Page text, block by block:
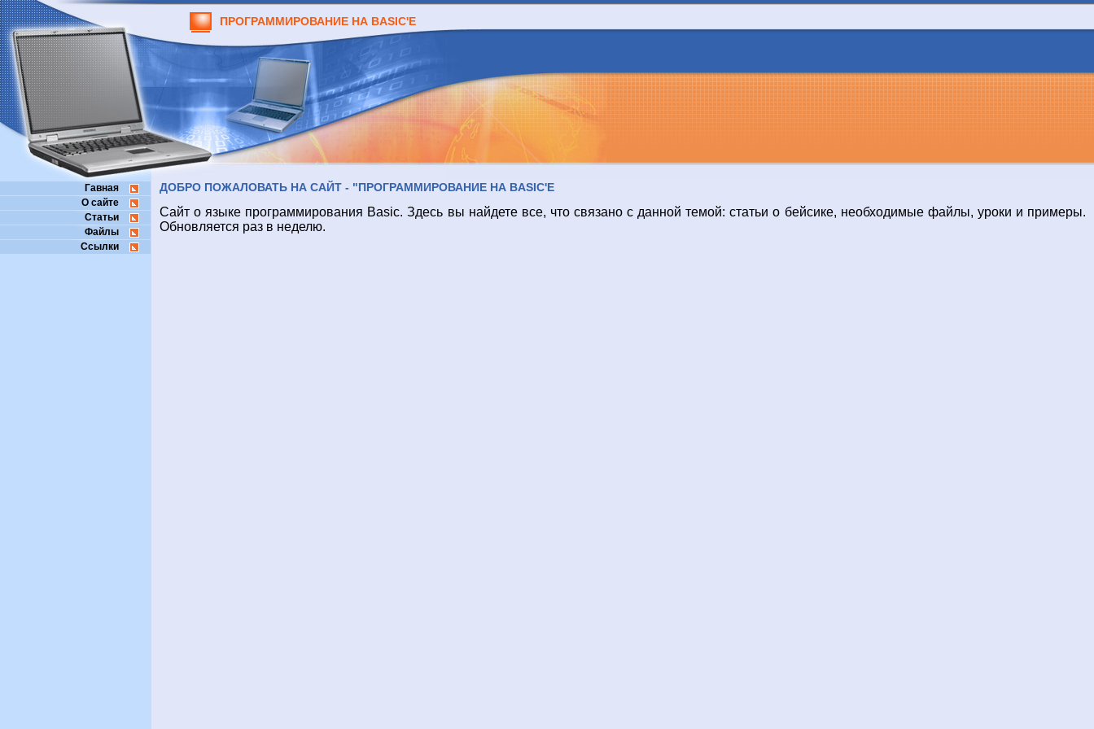
ПРОГРАММИРОВАНИЕ НА BASIC'E
Гавная
О сайте
Статьи
Файлы
Ссылки
ДОБРО ПОЖАЛОВАТЬ НА САЙТ - "ПРОГРАММИРОВАНИЕ НА BASIC'E
Сайт о языке программирования Basic. Здесь вы найдете все, что связано с данной темой: статьи о бейсике, необходимые файлы, уроки и примеры.
Обновляется раз в неделю.